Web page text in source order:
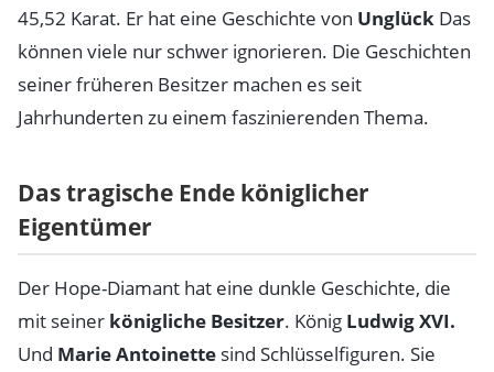
45,52 Karat. Er hat eine Geschichte von Unglück Das
können viele nur schwer ignorieren. Die Geschichten
seiner früheren Besitzer machen es seit
Jahrhunderten zu einem faszinierenden Thema.
Das tragische Ende königlicher
Eigentümer
Der Hope-Diamant hat eine dunkle Geschichte, die
mit seiner königliche Besitzer. König Ludwig XVI.
Und Marie Antoinette sind Schlüsselfiguren. Sie